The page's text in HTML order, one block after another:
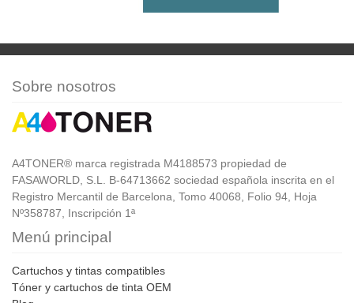
Sobre nosotros
A4TONER® marca registrada M4188573 propiedad de
FASAWORLD, S.L. B-64713662 sociedad española inscrita en el
Registro Mercantil de Barcelona, Tomo 40068, Folio 94, Hoja
Nº358787, Inscripción 1ª
Menú principal
Cartuchos y tintas compatibles
Tóner y cartuchos de tinta OEM